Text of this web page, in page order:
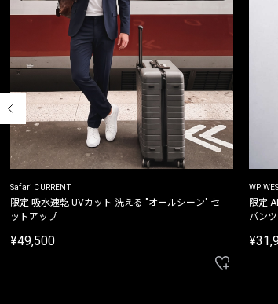
Safari CURRENT
限定 吸水速乾 UVカット 洗える "オールシーン" セ
ットアップ
¥49,500
WP
限定
パンツ